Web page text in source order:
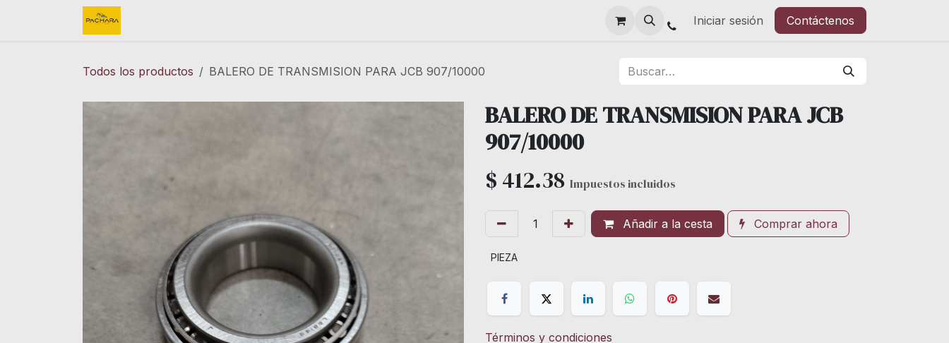
Iniciar sesión Contáctenos
Todos los productos BALERO DE TRANSMISION PARA JCB 907/10000
BALERO DE TRANSMISION PARA JCB
907/10000
$ 412.38 Impuestos incluidos
Añadir a la cesta Comprar ahora
PIEZA
Términos y condiciones